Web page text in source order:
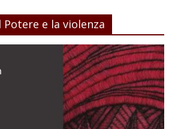
e la violenza